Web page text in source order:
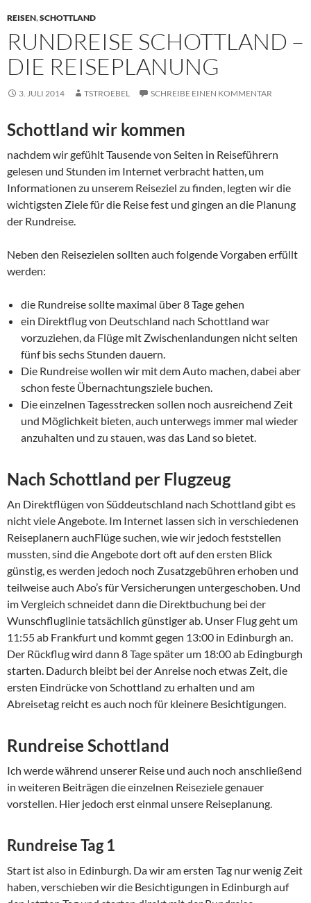
REISEN,SCHOTTLAND
RUNDREISE SCHOTTLAND –
DIE REISEPLANUNG
3. JULI 2014 TSTROEBEL SCHREIBE EINEN KOMMENTAR
Schottland wir kommen
nachdem wir gefühlt Tausende von Seiten in Reiseführern
gelesen und Stunden im Internet verbracht hatten, um
Informationen zu unserem Reiseziel zu finden, legten wir die
wichtigsten Ziele für die Reise fest und gingen an die Planung
der Rundreise.
Neben den Reisezielen sollten auch folgende Vorgaben erfüllt
werden:
die Rundreise sollte maximal über 8 Tage gehen
ein Direktflug von Deutschland nach Schottland war
vorzuziehen, da Flüge mit Zwischenlandungen nicht selten
fünf bis sechs Stunden dauern.
Die Rundreise wollen wir mit dem Auto machen, dabei aber
schon feste Übernachtungsziele buchen.
Die einzelnen Tagesstrecken sollen noch ausreichend Zeit
und Möglichkeit bieten, auch unterwegs immer mal wieder
anzuhalten und zu stauen, was das Land so bietet.
Nach Schottland per Flugzeug
An Direktflügen von Süddeutschland nach Schottland gibt es
nicht viele Angebote. Im Internet lassen sich in verschiedenen
Reiseplanern auchFlüge suchen, wie wir jedoch feststellen
mussten, sind die Angebote dort oft auf den ersten Blick
günstig, es werden jedoch noch Zusatzgebühren erhoben und
teilweise auch Abo’s für Versicherungen untergeschoben. Und
im Vergleich schneidet dann die Direktbuchung bei der
Wunschfluglinie tatsächlich günstiger ab. Unser Flug geht um
11:55 ab Frankfurt und kommt gegen 13:00 in Edinburgh an.
Der Rückflug wird dann 8 Tage später um 18:00 ab Edingburgh
starten. Dadurch bleibt bei der Anreise noch etwas Zeit, die
ersten Eindrücke von Schottland zu erhalten und am
Abreisetag reicht es auch noch für kleinere Besichtigungen.
Rundreise Schottland
Ich werde während unserer Reise und auch noch anschließend
in weiteren Beiträgen die einzelnen Reiseziele genauer
vorstellen. Hier jedoch erst einmal unsere Reiseplanung.
Rundreise Tag 1
Start ist also in Edinburgh. Da wir am ersten Tag nur wenig Zeit
haben, verschieben wir die Besichtigungen in Edinburgh auf